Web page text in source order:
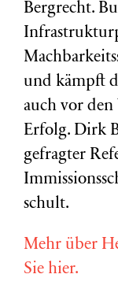
Bergrecht.
und kämpft
auch vor
Erfolg. Dirk
gefragter
schult.
Mehr über
Sie hier.